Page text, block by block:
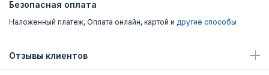
Безопасная оплата
Наложенный платеж, Оплата онлайн, картой и другие способы
Отзывы клиентов